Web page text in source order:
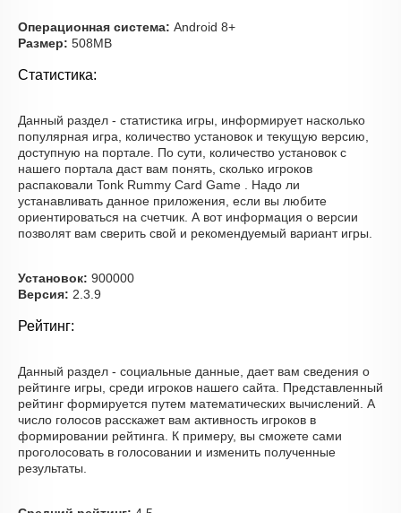
Операционная система: Android 8+
Размер: 508MB
Статистика:
Данный раздел - статистика игры, информирует насколько
популярная игра, количество установок и текущую версию,
доступную на портале. По сути, количество установок с
нашего портала даст вам понять, сколько игроков
распаковали Tonk Rummy Card Game . Надо ли
устанавливать данное приложения, если вы любите
ориентироваться на счетчик. А вот информация о версии
позволят вам сверить свой и рекомендуемый вариант игры.
Установок: 900000
Версия: 2.3.9
Рейтинг:
Данный раздел - социальные данные, дает вам сведения о
рейтинге игры, среди игроков нашего сайта. Представленный
рейтинг формируется путем математических вычислений. А
число голосов расскажет вам активность игроков в
формировании рейтинга. К примеру, вы сможете сами
проголосовать в голосовании и изменить полученные
результаты.